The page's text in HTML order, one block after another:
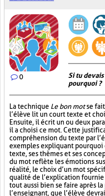
0
Si tu
pourquoi ?
La technique Le bon motse
l’élève lit un court texte et
Ensuite, il écrit un ou deux
il a choisi ce mot. Cette
compréhension du texte par
exemples expliquant
texte, ses thèmes et ses
du mot reflète les émotions
réalité, le choix d’un mot
qualité de l’explication fournie
tout aussi bien se faire après
l’enseignant, que l’élève